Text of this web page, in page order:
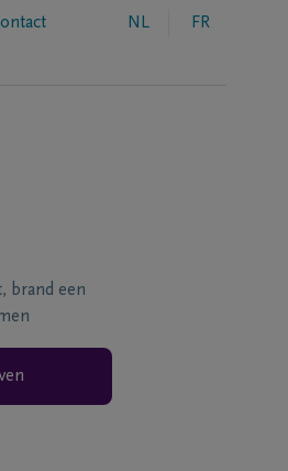
NL FR
brand een